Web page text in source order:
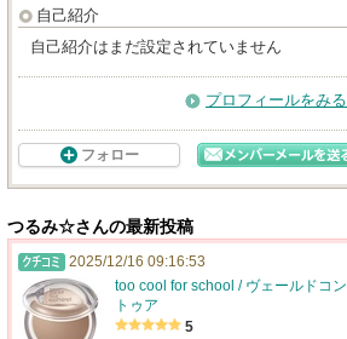
自己紹介
自己紹介はまだ設定されていません
プロフィールをみる
フォロー
つるみ☆さんの最新投稿
2025/12/16 09:16:53
too cool for school / ヴェールドコン
トゥア
5